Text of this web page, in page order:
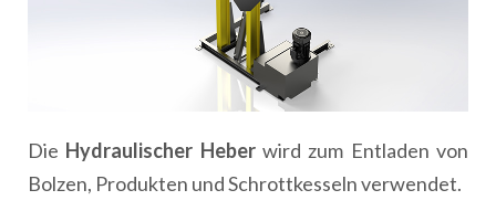
Die Hydraulischer Heberwird zum Entladen von
Bolzen, Produkten und Schrottkesseln verwendet.